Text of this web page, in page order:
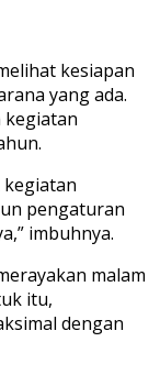
kesiapan
yang ada.
kegiatan
kegiatan
pengaturan
imbuhnya.
malam
itu,
dengan